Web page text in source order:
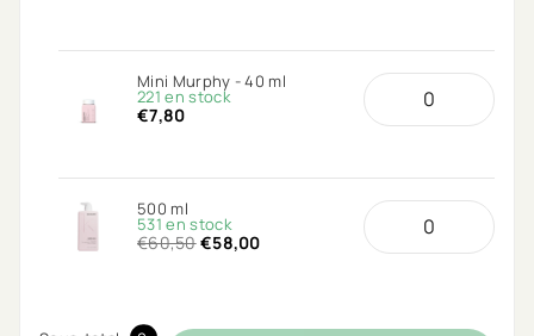
Mini Murphy - 40 ml
221 en stock
€7,80
500 ml
531 en stock
€60,50€58,00